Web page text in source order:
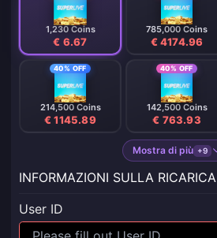
1,230 Coins
€ 6.67
785,000 Coins
€ 4174.96
40% OFF
214,500 Coins
€ 1145.89
40% OFF
142,500 Coins
€ 763.93
Mostra di più +9
INFORMAZIONI SULLA RICARICA
User ID